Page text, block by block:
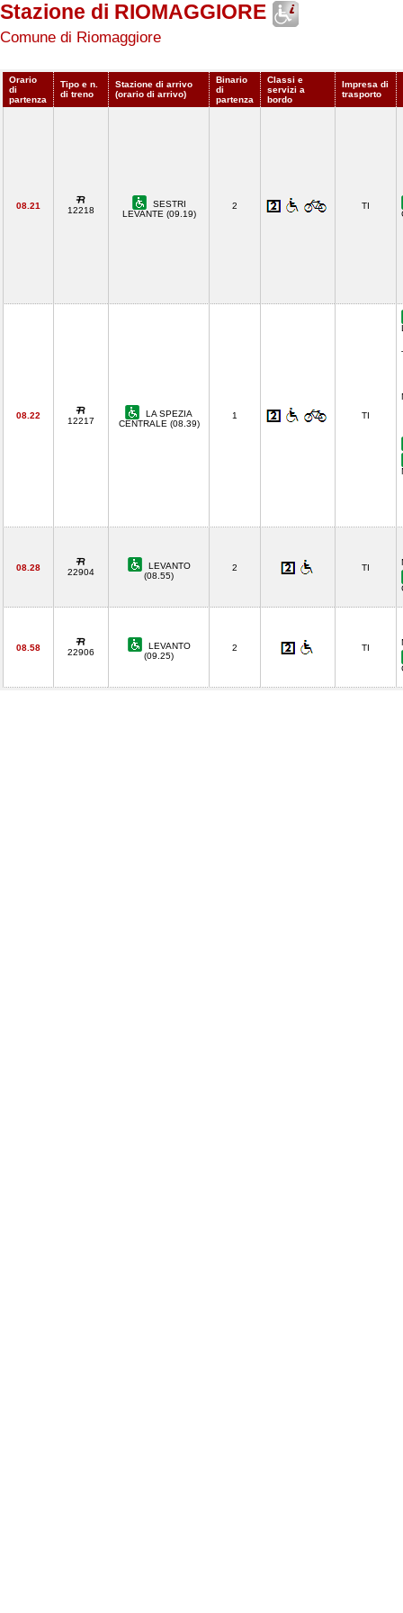
Stazione di RIOMAGGIORE
Comune di Riomaggiore
Orario
di
partenza
Tipo e n.
di treno
Stazione di arrivo
(orario di arrivo)
Binario
di
partenza
Classi e
servizi a
bordo
Impresa di
trasporto
08.21 12218
SESTRI
LEVANTE (09.19)
2
TI
08.22
12217
LA SPEZIA
CENTRALE (08.39)
1 TI
08.28 22904
LEVANTO
(08.55)
2 TI
08.58 22906
LEVANTO
(09.25)
2 TI